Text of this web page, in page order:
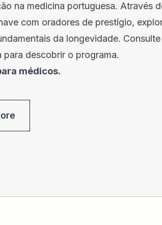
na medicina portuguesa. Através
com oradores de prestígio,
da longevidade.
para descobrir o programa.
médicos.